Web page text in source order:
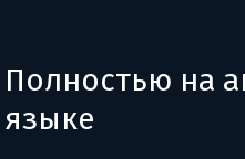
Полностью на
языке